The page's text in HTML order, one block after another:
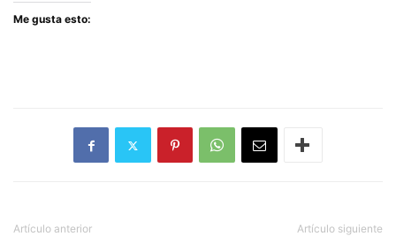
Me gusta esto:
Artículo anterior Artículo siguiente